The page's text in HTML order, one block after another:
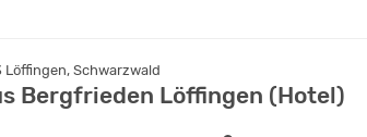
Löffingen, Schwarzwald
Bergfrieden Löffingen (Hotel)